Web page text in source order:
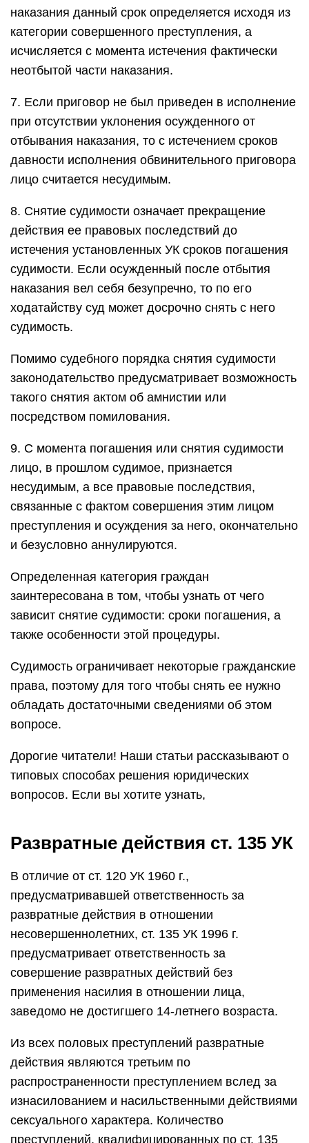
наказания данный срок определяется исходя из
категории совершенного преступления, а
исчисляется с момента истечения фактически
неотбытой части наказания.
7. Если приговор не был приведен в исполнение
при отсутствии уклонения осужденного от
отбывания наказания, то с истечением сроков
давности исполнения обвинительного приговора
лицо считается несудимым.
8. Снятие судимости означает прекращение
действия ее правовых последствий до
истечения установленных УК сроков погашения
судимости. Если осужденный после отбытия
наказания вел себя безупречно, то по его
ходатайству суд может досрочно снять с него
судимость.
Помимо судебного порядка снятия судимости
законодательство предусматривает возможность
такого снятия актом об амнистии или
посредством помилования.
9. С момента погашения или снятия судимости
лицо, в прошлом судимое, признается
несудимым, а все правовые последствия,
связанные с фактом совершения этим лицом
преступления и осуждения за него, окончательно
и безусловно аннулируются.
Определенная категория граждан
заинтересована в том, чтобы узнать от чего
зависит снятие судимости: сроки погашения, а
также особенности этой процедуры.
Судимость ограничивает некоторые гражданские
права, поэтому для того чтобы снять ее нужно
обладать достаточными сведениями об этом
вопросе.
Дорогие читатели! Наши статьи рассказывают о
типовых способах решения юридических
вопросов. Если вы хотите узнать,
Развратные действия ст. 135 УК
В отличие от ст. 120 УК 1960 г.,
предусматривавшей ответственность за
развратные действия в отношении
несовершеннолетних, ст. 135 УК 1996 г.
предусматривает ответственность за
совершение развратных действий без
применения насилия в отношении лица,
заведомо не достигшего 14-летнего возраста.
Из всех половых преступлений развратные
действия являются третьим по
распространенности преступлением вслед за
изнасилованием и насильственными действиями
сексуального характера. Количество
преступлений, квалифицированных по ст. 135